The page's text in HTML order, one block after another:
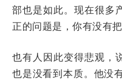
部也是如此。现在很多
正的问题是，你有没有
也有人因此变得悲观，
也是没看到本质。他没